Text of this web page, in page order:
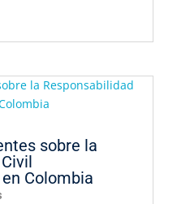
sobre la
Colombia